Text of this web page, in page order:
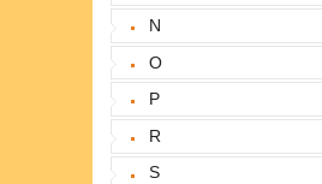
N
O
P
R
S